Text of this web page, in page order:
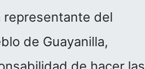
representante del
de Guayanilla,
de hacer las